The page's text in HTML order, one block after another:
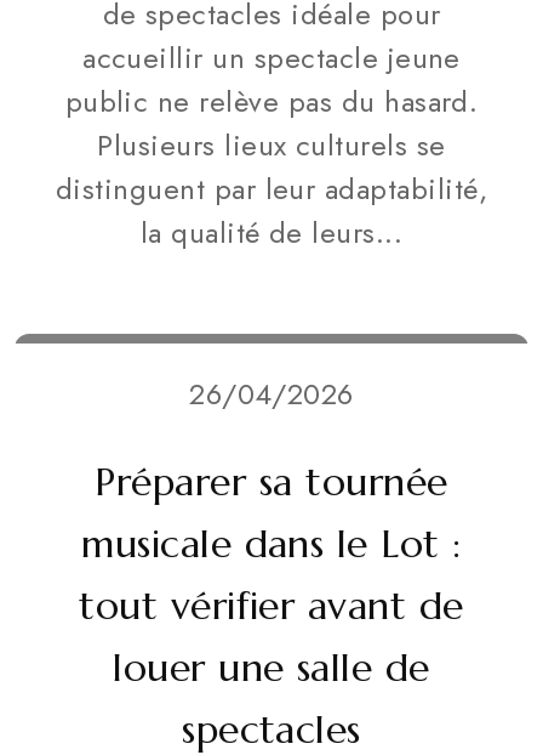
de spectacles idéale pour
accueillir un spectacle jeune
public ne relève pas du hasard.
Plusieurs lieux culturels se
distinguent par leur adaptabilité,
la qualité de leurs...
26/04/2026
Préparer sa tournée
musicale dans le Lot :
tout vérifier avant de
louer une salle de
spectacles